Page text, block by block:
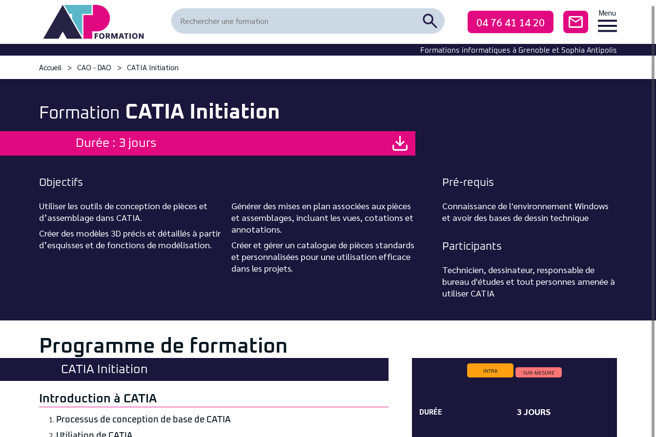
Rechercher
une
formation
04 76 41 14 20
CONTACTEZ-
Menu
Formations informatiques à Grenoble et Sophia Antipolis
Accueil CAO - DAO CATIA Initiation
Formation CATIA Initiation
Durée : 3 jours
Objectifs
Utiliser les outils de conception de pièces et
d’assemblage dans CATIA.
Créer des modèles 3D précis et détaillés à partir
d’esquisses et de fonctions de modélisation.
Générer des mises en plan associées aux pièces
et assemblages, incluant les vues, cotations et
annotations.
Créer et gérer un catalogue de pièces standards
et personnalisées pour une utilisation efficace
dans les projets.
Pré-requis
Connaissance de l'environnement Windows
et avoir des bases de dessin technique
Participants
Technicien, dessinateur, responsable de
bureau d'études et tout personnes amenée à
utiliser CATIA
Programme de formation
CATIA Initiation
Introduction à CATIA
Processus de conception de base de CATIA
INTRA SUR-MESURE
DURÉE 3 JOURS